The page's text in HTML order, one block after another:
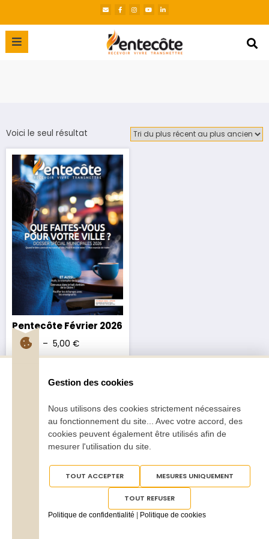
Voici le seul résultat
Pentecôte Février 2026
2,70€ – 5,00 €
Tous droits réservésPentecôte 2025
Gestion des cookies
Nous utilisons des cookies strictement nécessaires
au fonctionnement du site... Avec votre accord, des
cookies peuvent également être utilisés afin de
mesurer l'utilisation du site.
TOUT ACCEPTER MESURES UNIQUEMENT
TOUT REFUSER
Politique de confidentialité Politique de cookies